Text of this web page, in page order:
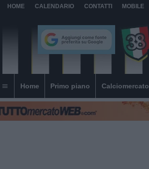
HOME CALENDARIO CONTATTI MOBILE
Home Primo piano Calciomercato